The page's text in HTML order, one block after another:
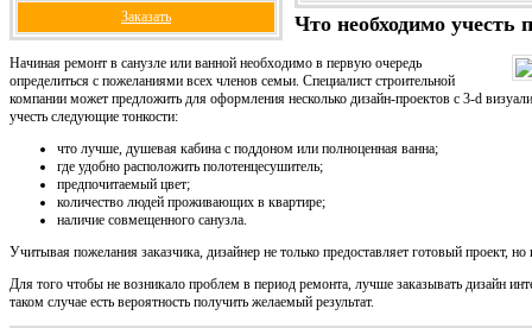
Заказать Что необходимо учесть
Начиная ремонт в санузле или ванной необходимо в первую очередь
определиться с пожеланиями всех членов семьи. Специалист строительной
компании может предложить для оформления несколько дизайн-проектов с 3-d
учесть следующие тонкости:
что лучше, душевая кабина с поддоном или полноценная ванна;
где удобно расположить полотенцесушитель;
предпочитаемый цвет;
количество людей проживающих в квартире;
наличие совмещенного санузла.
Учитывая пожелания заказчика, дизайнер не только предоставляет готовый проект,
Для того чтобы не возникало проблем в период ремонта, лучше заказывать дизайн
таком случае есть вероятность получить желаемый результат.